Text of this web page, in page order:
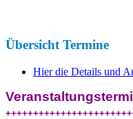
Übersicht Termine
Hier die Details und